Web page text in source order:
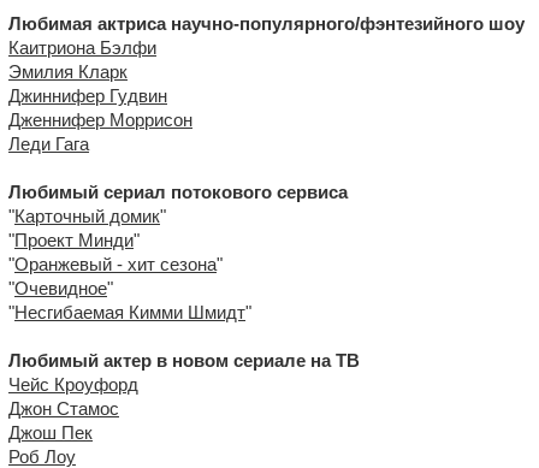
Любимая актриса научно-популярного/фэнтезийного шоу
Каитриона Бэлфи
Эмилия Кларк
Джиннифер Гудвин
Дженнифер Моррисон
Леди Гага
Любимый сериал потокового сервиса
"Карточный домик"
"Проект Минди"
"Оранжевый - хит сезона"
"Очевидное"
"Несгибаемая Кимми Шмидт"
Любимый актер в новом сериале на ТВ
Чейс Кроуфорд
Джон Стамос
Джош Пек
Роб Лоу